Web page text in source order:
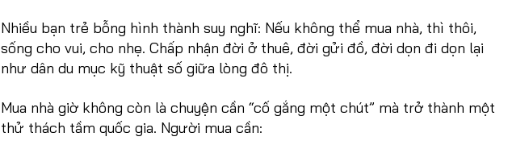
Nhiều bạn trẻ bỗng hình thành suy nghĩ: Nếu không thể mua nhà, thì thôi,
sống cho vui, cho nhẹ. Chấp nhận đời ở thuê, đời gửi đồ, đời dọn đi dọn lại
như dân du mục kỹ thuật số giữa lòng đô thị.
Mua nhà giờ không còn là chuyện cần “cố gắng một chút” mà trở thành một
thử thách tầm quốc gia. Người mua cần: